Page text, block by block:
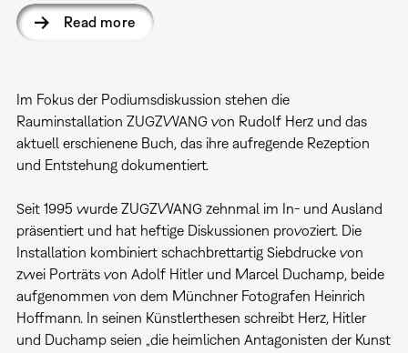
Read more
Im Fokus der Podiumsdiskussion stehen die
Rauminstallation ZUGZWANG von Rudolf Herz und das
aktuell erschienene Buch, das ihre aufregende Rezeption
und Entstehung dokumentiert.
Seit 1995 wurde ZUGZWANG zehnmal im In- und Ausland
präsentiert und hat heftige Diskussionen provoziert. Die
Installation kombiniert schachbrettartig Siebdrucke von
zwei Porträts von Adolf Hitler und Marcel Duchamp, beide
aufgenommen von dem Münchner Fotografen Heinrich
Hoffmann. In seinen Künstlerthesen schreibt Herz, Hitler
und Duchamp seien „die heimlichen Antagonisten der Kunst